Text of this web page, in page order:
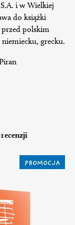
i w Wielkiej
do książki
przed polskim
niemiecku, grecku.
PROMOCJA